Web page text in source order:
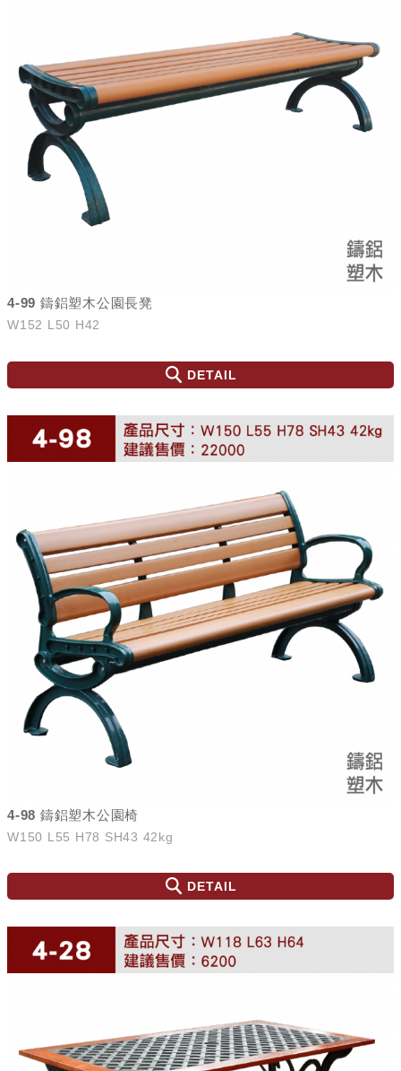
4-99 鑄鋁塑木公園長凳
W152 L50 H42
DETAIL
4-98 鑄鋁塑木公園椅
W150 L55 H78 SH43 42kg
DETAIL